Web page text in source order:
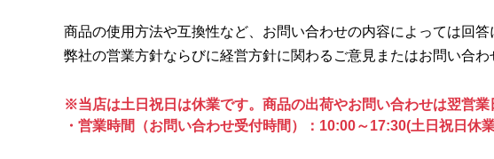
商品の使用方法や互換性など、お問い合わせの内容によっては回
弊社の営業方針ならびに経営方針に関わるご意見またはお問い合わ
※当店は土日祝日は休業です。商品の出荷やお問い合わせは翌営業
・営業時間（お問い合わせ受付時間）：10:00～17:30(土日祝日休